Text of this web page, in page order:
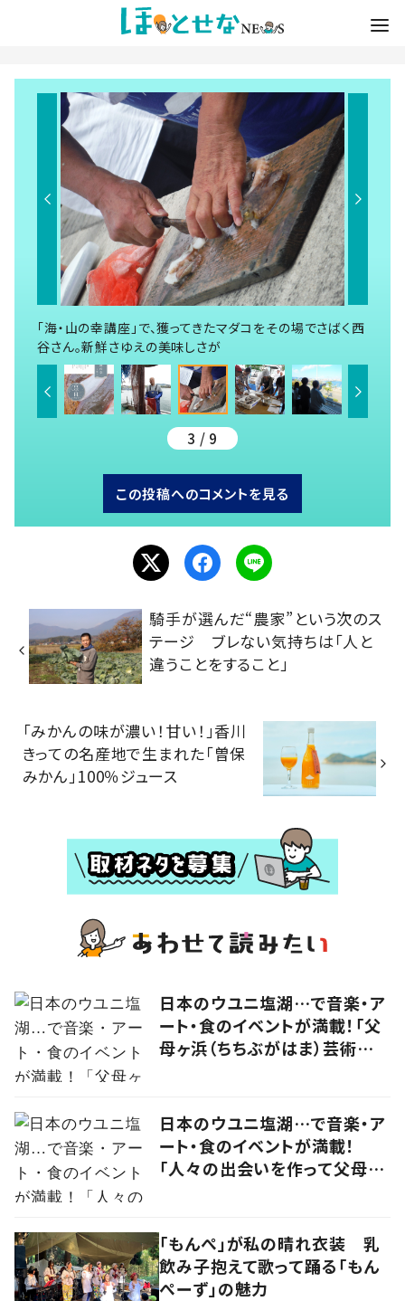
「海・山の幸講座」で、獲ってきたマダコをその場でさばく西
谷さん。新鮮さゆえの美味しさが
3 / 9
この投稿へのコメントを見る
騎手が選んだ“農家”という次のス
テージ ブレない気持ちは「人と
違うことをすること」
「みかんの味が濃い！甘い！」香川
きっての名産地で生まれた「曽保
みかん」100％ジュース
日本のウユニ塩湖…で音楽・ア
ート・食のイベントが満載！「父
母ヶ浜（ちちぶがはま）芸術祭
日本のウユニ塩湖…で音楽・ア
ート・食のイベントが満載！
「人々の出会いを作って父母ヶ
「もんぺ」が私の晴れ衣装 乳
飲み子抱えて歌って踊る「もん
ぺーず」の魅力